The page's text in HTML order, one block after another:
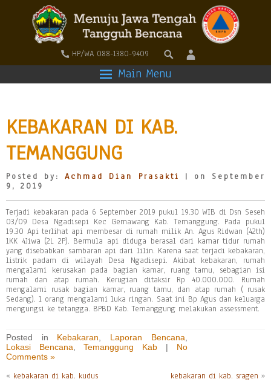
HP/WA 088-1380-9409
Main Menu
KEBAKARAN DI KAB.
TEMANGGUNG
Posted by:Achmad Dian Prasakti
| on September
9, 2019
Terjadi kebakaran pada 6 September 2019 pukul 19.30 WIB di Dsn Seseh
03/09 Desa Ngadisepi Kec Gemawang Kab. Temanggung. Pada pukul
19.30 Api terlihat api membesar di rumah milik An. Agus Ridwan (42th)
1KK 4Jiwa (2L 2P). Bermula api diduga berasal dari kamar tidur rumah
yang disebabkan sambaran api dari lilin. Karena saat terjadi kebakaran,
listrik padam di wilayah Desa Ngadisepi. Akibat kebakaran, rumah
mengalami kerusakan pada bagian kamar, ruang tamu, sebagian isi
rumah dan atap rumah. Kerugian ditaksir Rp 40.000.000. Rumah
mengalami rusak bagian kamar, ruang tamu, dan atap rumah ( rusak
Sedang). 1 orang mengalami luka ringan. Saat ini Bp Agus dan keluarga
mengungsi ke tetangga. BPBD Kab. Temanggung melakukan assessment.
Posted in Kebakaran Laporan Bencana
Lokasi Bencana ,Temanggung Kab | No
Comments »
« kebakaran di kab. kudus kebakaran di kab. sragen »